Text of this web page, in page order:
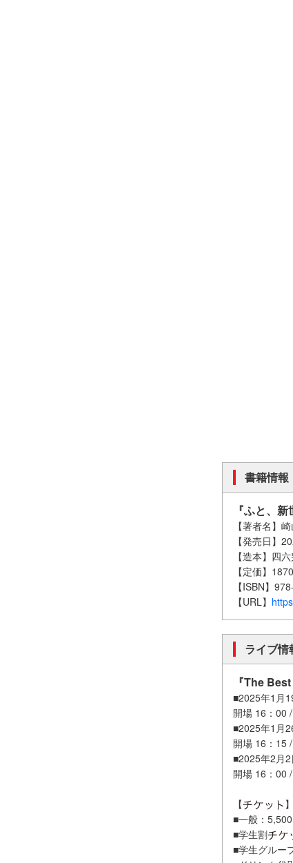
書籍情報
『ふと、
【著者名】
【発売日】
【造本】四
【定価】
【ISBN】
【URL】
ライブ情
『The
■2025年1月
開場 16：00
■2025年1月
開場 16：15
■2025年2月
開場 16：00
【
】
■一般：
■学生割
■学生グルー